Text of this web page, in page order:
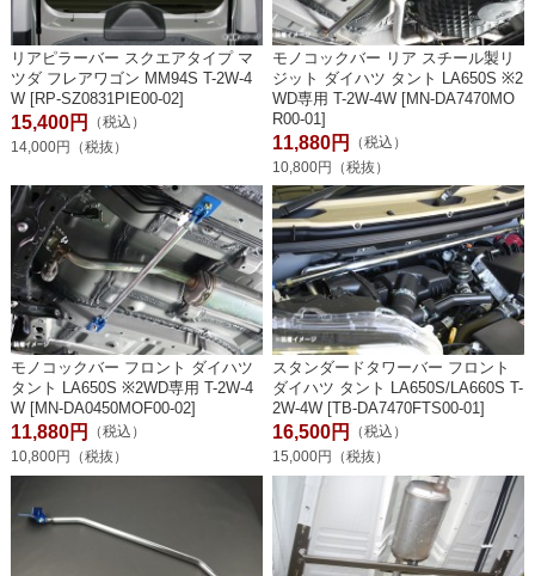
リアピラーバー スクエアタイプ マ
ツダ フレアワゴン MM94S T-2W-4
W [RP-SZ0831PIE00-02]
15,400円
（税込）
14,000円（税抜）
モノコックバー リア スチール製リ
ジット ダイハツ タント LA650S ※2
WD専用 T-2W-4W [MN-DA7470MO
R00-01]
11,880円
（税込）
10,800円（税抜）
モノコックバー フロント ダイハツ
タント LA650S ※2WD専用 T-2W-4
W [MN-DA0450MOF00-02]
11,880円
（税込）
10,800円（税抜）
スタンダードタワーバー フロント
ダイハツ タント LA650S/LA660S T-
2W-4W [TB-DA7470FTS00-01]
16,500円
（税込）
15,000円（税抜）